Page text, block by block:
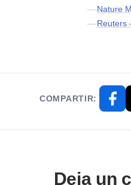
Nature
Reuters
COMPARTIR:
Deja un